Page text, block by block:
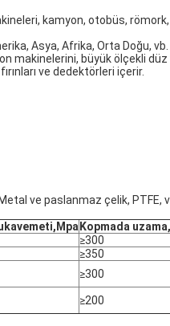
kamyon, otobüs, römork,
Asya, Afrika, Orta Doğu, vb.
makinelerini, büyük ölçekli
ve dedektörleri içerir.
ve paslanmaz çelik, PTFE,
Kopmada
≥300
≥350
≥300
≥200